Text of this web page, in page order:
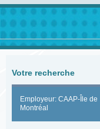
Votre recherche
Employeur: CAAP-Île de
Montréal